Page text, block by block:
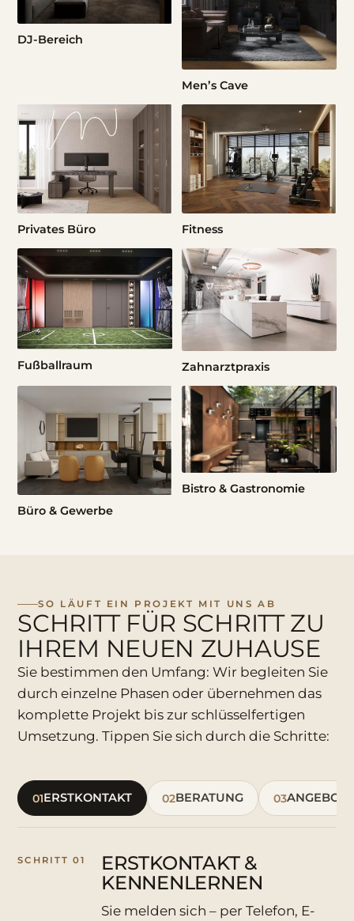
DJ-Bereich
Men’s Cave
Privates Büro Fitness
Fußballraum Zahnarztpraxis
Büro & Gewerbe
Bistro & Gastronomie
SO LÄUFT EIN PROJEKT MIT UNS AB
SCHRITT FÜR SCHRITT ZU
IHREM NEUEN ZUHAUSE
Sie bestimmen den Umfang: Wir begleiten Sie
durch einzelne Phasen oder übernehmen das
komplette Projekt bis zur schlüsselfertigen
Umsetzung. Tippen Sie sich durch die Schritte:
01ERSTKONTAKT 02BERATUNG 03ANGEBOT
SCHRITT 01
ERSTKONTAKT &
KENNENLERNEN
Sie melden sich – per Telefon, E-